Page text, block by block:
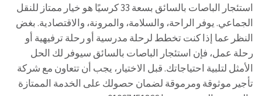
استئجار الباصات بالسائق بسعة 33 كرسيًا هو خيار ممتاز للنقل
الجماعي. يوفر الراحة، والسلامة، والمرونة، والاقتصادية. بغض
النظر عما إذا كنت تخطط لرحلة مدرسية أو رحلة ترفيهية أو
رحلة عمل، فإن استئجار الباصات بالسائق سيوفر لك الحل
الأمثل لتلبية احتياجاتك. قبل الاختيار، يجب أن تتعاون مع شركة
تأجير موثوقة ومرموقة لضمان حصولك على الخدمة الممتازة